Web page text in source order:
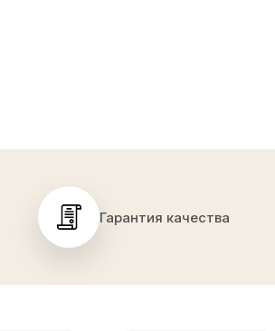
Гарантия качества